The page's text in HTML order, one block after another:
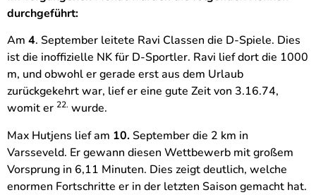
durchgeführt:
Am 4. September leitete Ravi Classen die D-Spiele. Dies
ist die inoffizielle NK für D-Sportler. Ravi lief dort die 1000
m, und obwohl er gerade erst aus dem Urlaub
zurückgekehrt war, lief er eine gute Zeit von 3.16.74,
womit er 22. wurde.
Max Hutjens lief am 10.September die 2 km in
Varsseveld. Er gewann diesen Wettbewerb mit großem
Vorsprung in 6,11 Minuten. Dies zeigt deutlich, welche
enormen Fortschritte er in der letzten Saison gemacht hat.